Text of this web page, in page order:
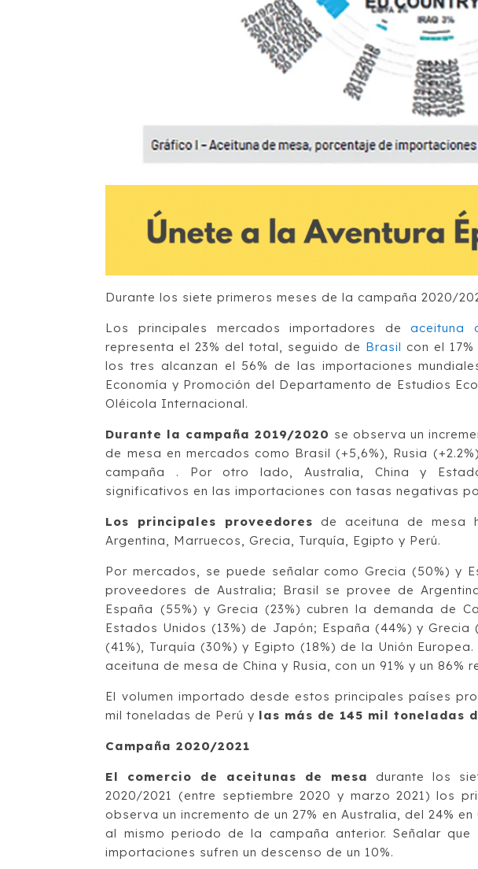
Durante los siete primeros meses de la campaña 2020/
Los principales mercados importadores deaceituna
representa el 23% del total, seguido de Brasil con el
los tres alcanzan el 56% de las importaciones
Economía­ y Promoción del Departamento de Estudios
Oléicola Internacional.
Durante la campaña 2019/2020 se observa un
de mesa en mercados como Brasil (+5,6%), Rusia
campaña . Por otro lado, Australia, China y
significativos en las importaciones con tasas negativas
Los principales proveedores de aceituna de mesa
Argentina, Marruecos, Grecia, Turquía, Egipto y Perú.
Por mercados, se puede señalar como Grecia (50%) y
proveedores de Australia; Brasil se provee de
España (55%) y Grecia (23%) cubren la demanda de
Estados Unidos (13%) de Japón; España (44%) y Grecia
(41%), Turquía (30%) y Egipto (18%) de la Unión
aceituna de mesa de China y Rusia, con un 91% y un 86%
El volumen importado desde estos principales países
mil toneladas de Perú y las más de 145 mil toneladas
Campaña 2020/2021
El comercio de aceitunas de mesa
durante los
2020/2021 (entre septiembre 2020 y marzo 2021) los
observa un incremento de un 27% en Australia, del 24%
al mismo periodo de la campaña anterior. Señalar
importaciones sufren un descenso de un 10%.